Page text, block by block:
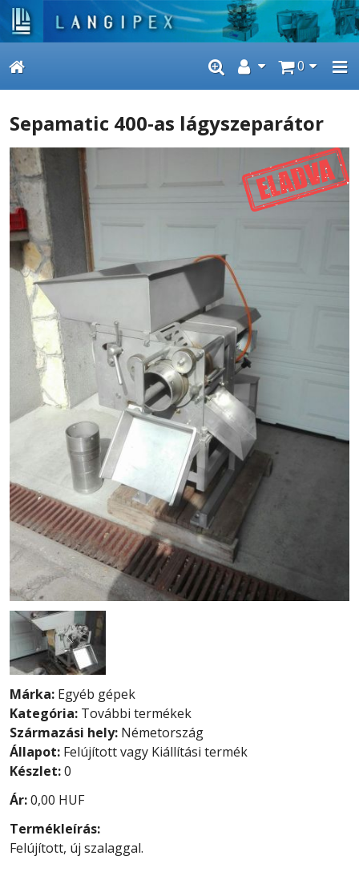
0
Sepamatic 400-as lágyszeparátor
Márka: Egyéb gépek
Kategória: További termékek
Származási hely: Németország
Állapot: Felújított vagy Kiállítási termék
Készlet:0
Ár:0,00 HUF
Termékleírás:
Felújított, új szalaggal.